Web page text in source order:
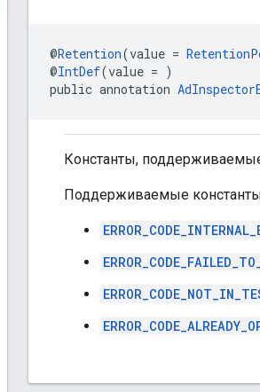
@Retention(value =
@IntDef(value = )
public annotation
Константы,
Поддерживаемые